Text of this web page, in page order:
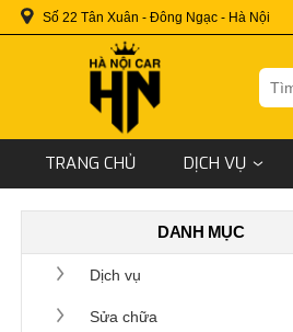
Số 22 Tân Xuân - Đông Ngạc - Hà Nội
TRANG CHỦ DỊCH VỤ
DANH MỤC
Dịch vụ
Sửa chữa